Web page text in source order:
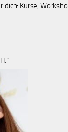
Kurse,